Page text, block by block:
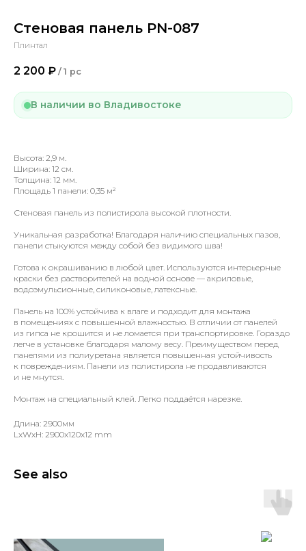
Стеновая панель PN-087
Плинтал
2 200 ₽ / 1 pc
В наличии во Владивостоке
Высота: 2,9 м.
Ширина: 12 см.
Толщина: 12 мм.
Площадь 1 панели: 0,35 м²
Стеновая панель из полистирола высокой плотности.
Уникальная разработка! Благодаря наличию специальных пазов,
панели стыкуются между собой без видимого шва!
Готова к окрашиванию в любой цвет. Используются интерьерные
краски без растворителей на водной основе — акриловые,
водоэмульсионные, силиконовые, латексные.
Панель на 100% устойчива к влаге и подходит для монтажа
в помещениях с повышенной влажностью. В отличии от панелей
из гипса не крошится и не ломается при транспортировке. Гораздо
легче в установке благодаря малому весу. Преимуществом перед
панелями из полиуретана является повышенная устойчивость
к повреждениям. Панели из полистирола не продавливаются
и не мнутся.
Монтаж на специальный клей. Легко поддаётся нарезке.
Длина: 2900мм
LxWxH: 2900x120x12 mm
See also